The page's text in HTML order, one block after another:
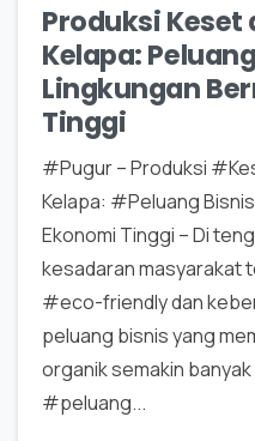
Produksi Keset
Kelapa:
Lingkungan
Tinggi
#Pugur – Produksi
Kelapa: #Peluang
Ekonomi Tinggi – Di
kesadaran masyarakat
#eco-friendly dan
peluang bisnis yang
organik semakin
#peluang...